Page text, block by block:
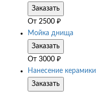
Заказать
От 2500 ₽
Мойка днища
Заказать
От 3000 ₽
Нанесение керамики
Заказать